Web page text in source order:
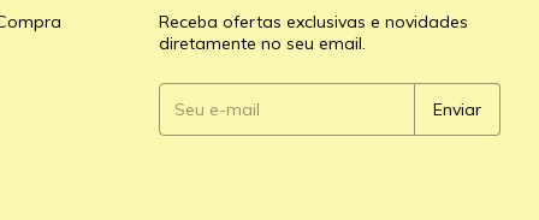
Receba ofertas exclusivas e novidades
diretamente no seu email.